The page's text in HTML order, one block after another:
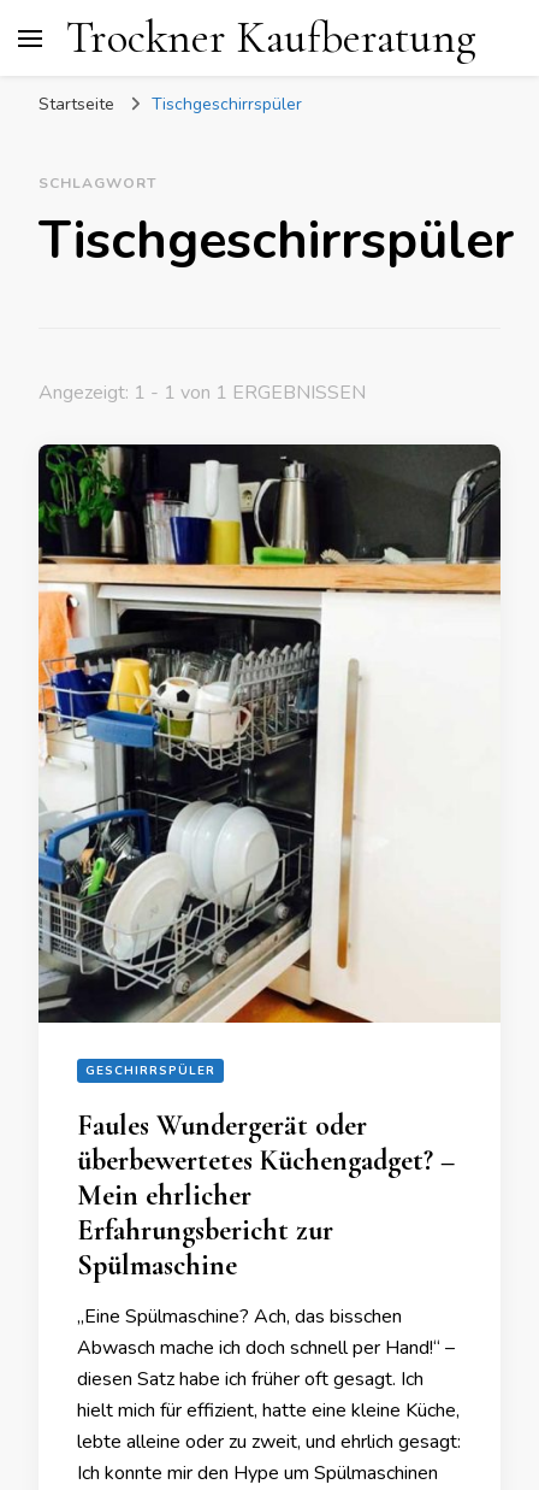
Trockner Kaufberatung
Startseite Tischgeschirrspüler
SCHLAGWORT
Tischgeschirrspüler
Angezeigt: 1 - 1 von 1 ERGEBNISSEN
GESCHIRRSPÜLER
Faules Wundergerät oder
überbewertetes Küchengadget? –
Mein ehrlicher
Erfahrungsbericht zur
Spülmaschine
„Eine Spülmaschine? Ach, das bisschen
Abwasch mache ich doch schnell per Hand!“ –
diesen Satz habe ich früher oft gesagt. Ich
hielt mich für effizient, hatte eine kleine Küche,
lebte alleine oder zu zweit, und ehrlich gesagt:
Ich konnte mir den Hype um Spülmaschinen